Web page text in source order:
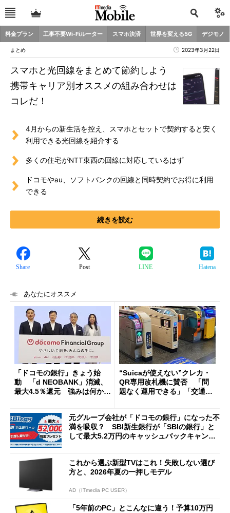
料金プラン 工事不要Wi-Fiルーター スマホ決済 世界を変える5G デジモノ
まとめ 2023年3月22日
スマホと光回線をまとめて節約しよう
携帯キャリア別オススメの組み合わせは
コレだ！
4月からの新生活を控え、スマホとセットで契約すると安く
利用できる光回線を紹介する
多くの住宅がNTT東西の回線に対応しているはず
ドコモやau、ソフトバンクの回線と同時契約でお得に利用
できる
続きを読む
Share Post LINE Hatena
あなたにオススメ
「ドコモの銀行」きょう始
動 「d NEOBANK」消滅、
最大4.5％還元 強みは何か解
“Suicaが使えない”クレカ・
QR専用改札機に賛否 「問
題なく運用できる」「交通系I
元グループ会社が「ドコモの銀行」になった不
満を吸収？ SBI新生銀行が「SBIの銀行」と
して最大5.2万円のキャッシュバックキャンペ
これから選ぶ新型TVはこれ！失敗しない選び
方と、2026年夏の一押しモデル
AD（ITmedia PC USER）
「5年前のPC」とこんなに違う！予算10万円